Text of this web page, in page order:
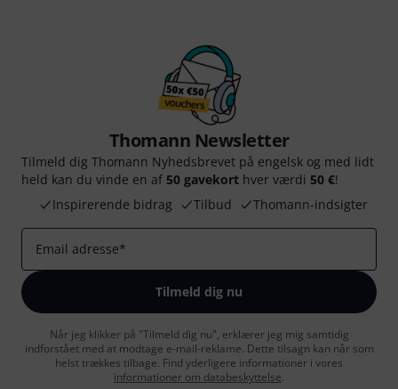
Thomann Newsletter
Tilmeld dig Thomann Nyhedsbrevet på engelsk og med lidt
held kan du vinde en af 50 gavekort hver værdi 50 €!
Inspirerende bidrag
Tilbud Thomann-indsigter
Email adresse*
Tilmeld dig nu
Når jeg klikker på "Tilmeld dig nu", erklærer jeg mig samtidig
indforstået med at modtage e-mail-reklame. Dette tilsagn kan når som
helst trækkes tilbage. Find yderligere informationer i vores
informationer om databeskyttelse.